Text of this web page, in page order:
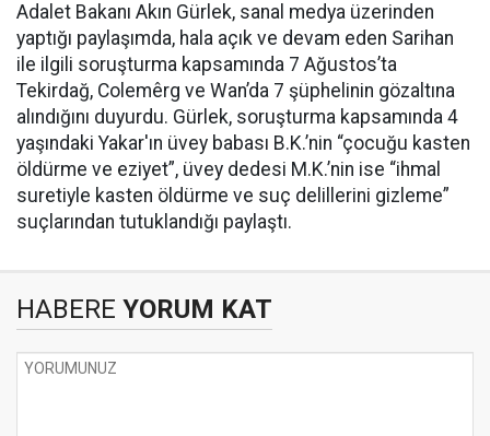
Adalet Bakanı Akın Gürlek, sanal medya üzerinden
yaptığı paylaşımda, hala açık ve devam eden Sarihan
ile ilgili soruşturma kapsamında 7 Ağustos’ta
Tekirdağ, Colemêrg ve Wan’da 7 şüphelinin gözaltına
alındığını duyurdu. Gürlek, soruşturma kapsamında 4
yaşındaki Yakar'ın üvey babası B.K.’nin “çocuğu kasten
öldürme ve eziyet”, üvey dedesi M.K.’nin ise “ihmal
suretiyle kasten öldürme ve suç delillerini gizleme”
suçlarından tutuklandığı paylaştı.
HABERE YORUM KAT